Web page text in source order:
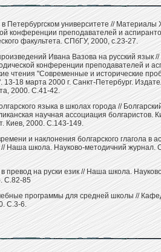
в Петербургском университете // Материалы
конференции преподавателей и
факультета. СПбГУ, 2000, с.23-27.
Ивана Вазова на русский язык
конференции преподавателей и
чтения "Современные и исторические
13-18 марта 2000 г. Санкт-Петербург.
2000. С.41-42.
языка в школах города //
научная ассоциация болгаристов.
Киев, 2000. С.143-149.
и наклонения болгарского глагола в
// Наша школа. Науково-методичний
превод на руски език // Наша школа.
С.82-85
программы для средней школы //
С.3-6.